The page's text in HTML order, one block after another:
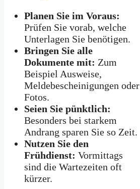
Planen Sie im Voraus:
Prüfen Sie vorab, welche
Unterlagen Sie benötigen.
Bringen Sie alle
Dokumente mit: Zum
Beispiel Ausweise,
Meldebescheinigungen oder
Fotos.
Seien Sie pünktlich:
Besonders bei starkem
Andrang sparen Sie so Zeit.
Nutzen Sie den
Frühdienst: Vormittags
sind die Wartezeiten oft
kürzer.